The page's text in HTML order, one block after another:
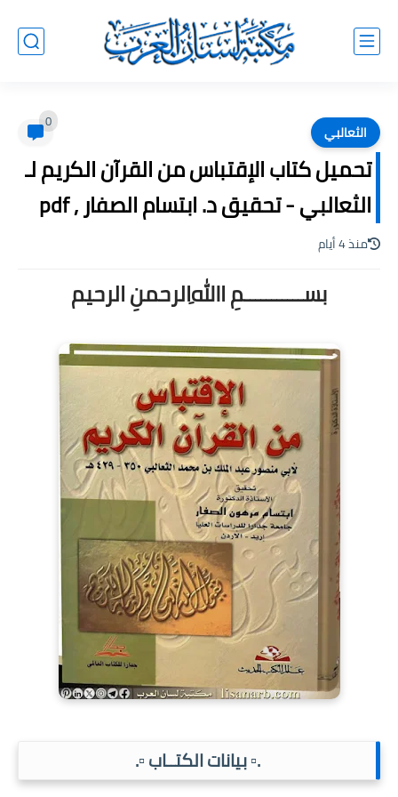
الثعالبي 0
تحميل كتاب الإقتباس من القرآن الكريم لـ
الثعالبي - تحقيق د. ابتسام الصفار , pdf
منذ 4 أيام
بســـــــــــمِ اﷲِالرحمنِ الرحيم
.▫️ بيانات الكتــاب ▫️.